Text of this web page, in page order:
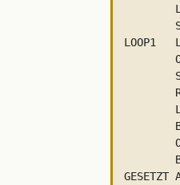
LOOP1	LDA DD00
	ORA #10	; dezimal 16
	ORA #20	; dez. 32, DATA LOW
GESETZT	AND #DF	; dez. 223, DATA HIGH